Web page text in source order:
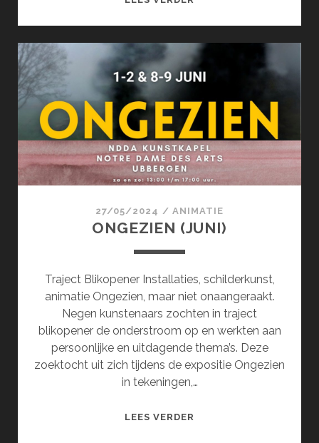
27/05/2024 / ANIMATIE
ONGEZIEN (JUNI)
Traject Blikopener Installaties, schilderkunst,
animatie Ongezien, maar niet onaangeraakt.
Negen kunstenaars zochten in traject
blikopener de onderstroom op en werkten aan
persoonlijke en uitdagende thema’s. Deze
zoektocht uit zich tijdens de expositie Ongezien
in tekeningen,…
LEES VERDER